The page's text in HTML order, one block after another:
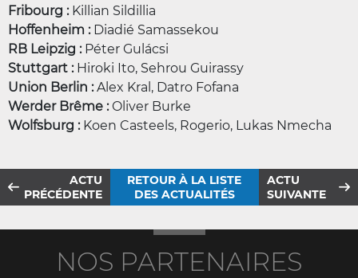
Fribourg :Killian Sildillia
Hoffenheim :Diadié Samassekou
RB Leipzig :Péter Gulácsi
Stuttgart :Hiroki Ito, Sehrou Guirassy
Union Berlin :Alex Kral, Datro Fofana
Werder Brême :Oliver Burke
Wolfsburg :Koen Casteels, Rogerio, Lukas Nmecha
ACTU
PRÉCÉDENTE
RETOUR À LA LISTE
DES ACTUALITÉS
ACTU
SUIVANTE
NOS PARTENAIRES